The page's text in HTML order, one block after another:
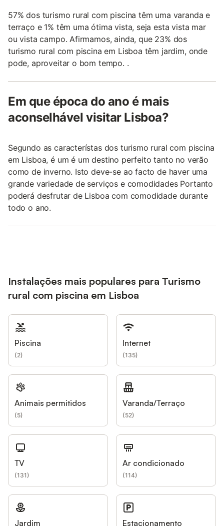
57% dos turismo rural com piscina têm uma varanda e
terraço e 1% têm uma ótima vista, seja esta vista mar
ou vista campo. Afirmamos, ainda, que 23% dos
turismo rural com piscina em Lisboa têm jardim, onde
pode, aproveitar o bom tempo. .
Em que época do ano é mais
aconselhável visitar Lisboa?
Segundo as característas dos turismo rural com piscina
em Lisboa, é um é um destino perfeito tanto no verão
como de inverno. Isto deve-se ao facto de haver uma
grande variedade de serviços e comodidades Portanto
poderá desfrutar de Lisboa com comodidade durante
todo o ano.
Instalações mais populares para Turismo
rural com piscina em Lisboa
Piscina
(2)
Internet
(135)
Animais permitidos
(5)
Varanda/Terraço
(52)
TV
(131)
Ar condicionado
(114)
Jardim Estacionamento